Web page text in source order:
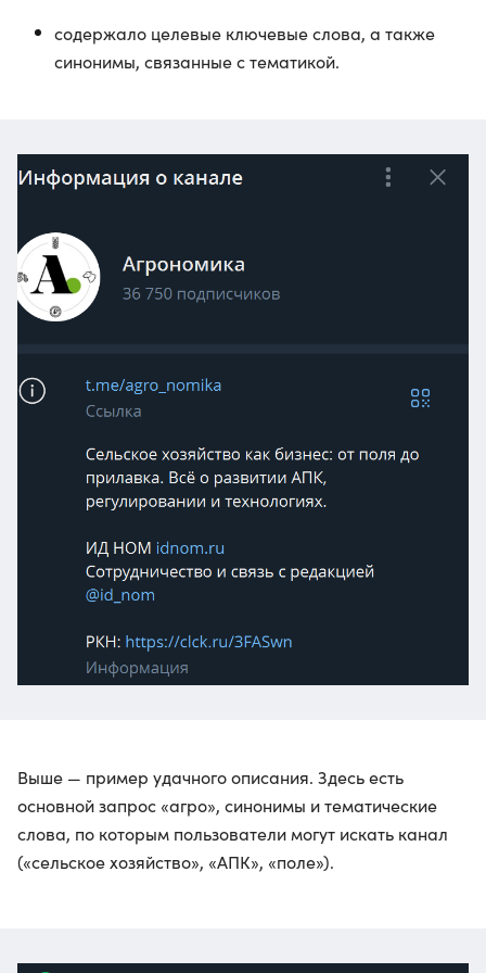
содержало целевые ключевые слова, а также
синонимы, связанные с тематикой.
Выше — пример удачного описания. Здесь есть
основной запрос «агро», синонимы и тематические
слова, по которым пользователи могут искать канал
(«сельское хозяйство», «АПК», «поле»).